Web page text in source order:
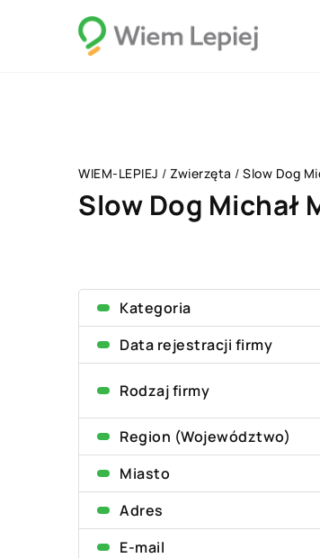
WIEM-LEPIEJ / Zwierzęta / Slow Dog
Slow Dog Michał
Kategoria
Data rejestracji firmy
Rodzaj firmy
Region (Województwo)
Miasto
Adres
E-mail